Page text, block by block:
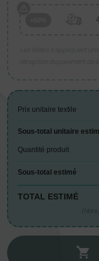
Prix unitaire textile
Sous-total unitaire
Quantité produit
Sous-total estimé
TOTAL ESTIMÉ
